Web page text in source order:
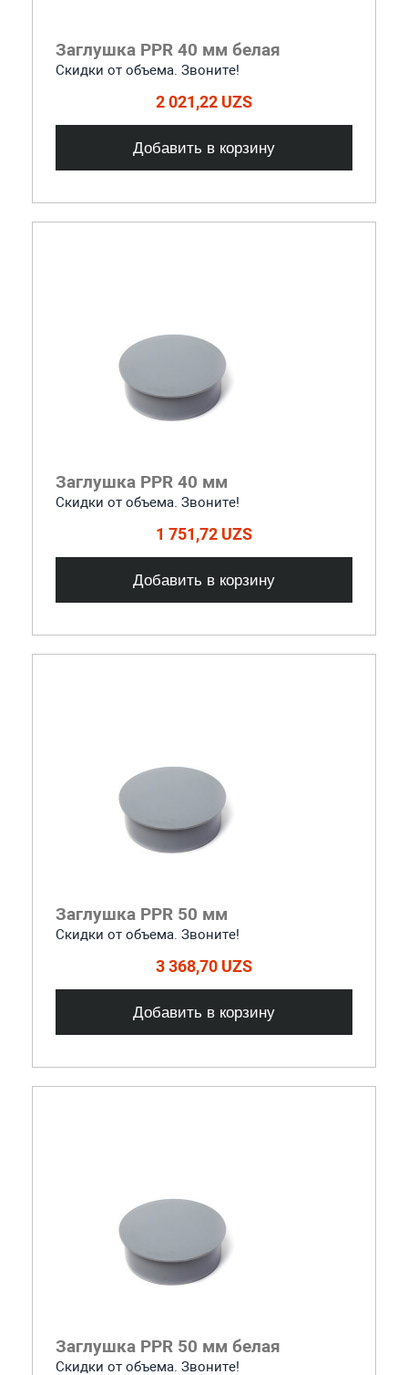
Заглушка PPR 40 мм белая
Скидки от объема. Звоните!
2 021,22 UZS
Добавить в корзину
Заглушка PPR 40 мм
Скидки от объема. Звоните!
1 751,72 UZS
Добавить в корзину
Заглушка PPR 50 мм
Скидки от объема. Звоните!
3 368,70 UZS
Добавить в корзину
Заглушка PPR 50 мм белая
Скидки от объема. Звоните!